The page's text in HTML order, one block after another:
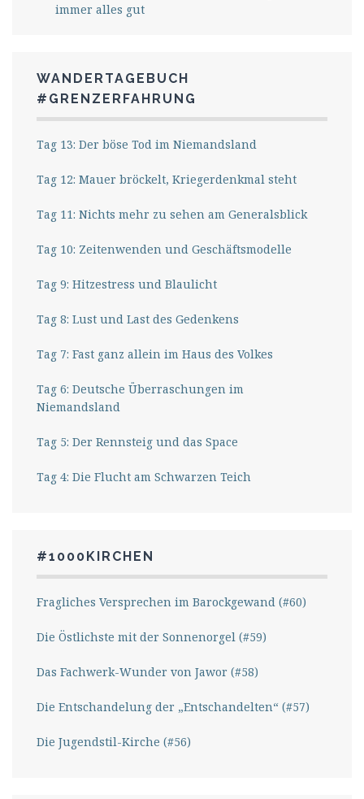
immer alles gut
WANDERTAGEBUCH
#GRENZERFAHRUNG
Tag 13: Der böse Tod im Niemandsland
Tag 12: Mauer bröckelt, Kriegerdenkmal steht
Tag 11: Nichts mehr zu sehen am Generalsblick
Tag 10: Zeitenwenden und Geschäftsmodelle
Tag 9: Hitzestress und Blaulicht
Tag 8: Lust und Last des Gedenkens
Tag 7: Fast ganz allein im Haus des Volkes
Tag 6: Deutsche Überraschungen im
Niemandsland
Tag 5: Der Rennsteig und das Space
Tag 4: Die Flucht am Schwarzen Teich
#1000KIRCHEN
Fragliches Versprechen im Barockgewand (#60)
Die Östlichste mit der Sonnenorgel (#59)
Das Fachwerk-Wunder von Jawor (#58)
Die Entschandelung der „Entschandelten“ (#57)
Die Jugendstil-Kirche (#56)